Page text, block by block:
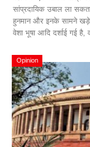
सांप्रदायिक उबाल ला
हुनमान और इनके सामने खड़े
वेशा भूषा आदि दर्शाई गई है,
Opinion